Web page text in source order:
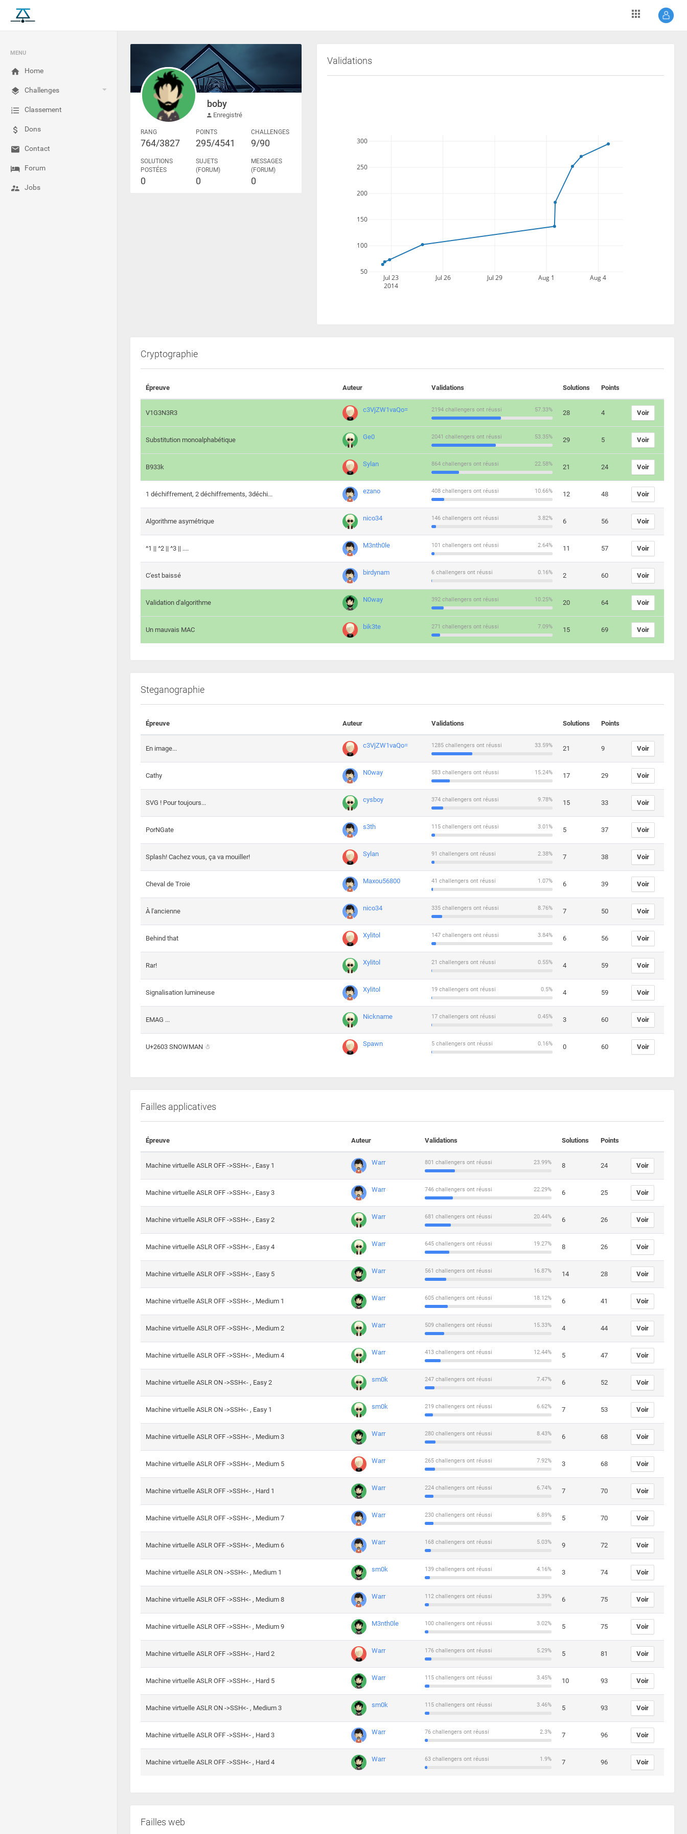
MENU
Home
Challenges
Classement
Dons
Contact
Forum
Jobs
boby
Enregistré
RANG
764/3827
POINTS
295/4541
CHALLENGES
9/90
SOLUTIONS
POSTÉES
0
SUJETS
(FORUM)
0
MESSAGES
(FORUM)
0
Validations
Jul 23
2014
Jul 26 Jul 29 Aug 1 Aug 4
50
100
150
200
250
300
Cryptographie
Épreuve Auteur Validations Solutions Points
V1G3N3R3 c3VjZW1vaQo= 57.33%
2194 challengers ont réussi 28 4 Voir
Substitution monoalphabétique Ge0 53.35%
2041 challengers ont réussi 29 5 Voir
B933k Sylan 22.58%
864 challengers ont réussi 21 24 Voir
1 déchiffrement, 2 déchiffrements, 3déchi... ezano 10.66%
408 challengers ont réussi 12 48 Voir
Algorithme asymétrique nico34 3.82%
146 challengers ont réussi 6 56 Voir
^1 || ^2 || ^3 || .... M3nth0le 2.64%
101 challengers ont réussi 11 57 Voir
C'est baissé birdynam 0.16%
6 challengers ont réussi 2 60 Voir
Validation d'algorithme N0way 10.25%
392 challengers ont réussi 20 64 Voir
Un mauvais MAC bik3te 7.09%
271 challengers ont réussi 15 69 Voir
Steganographie
Épreuve Auteur Validations Solutions Points
En image... c3VjZW1vaQo= 33.59%
1285 challengers ont réussi 21 9 Voir
Cathy N0way 15.24%
583 challengers ont réussi 17 29 Voir
SVG ! Pour toujours... cysboy 9.78%
374 challengers ont réussi 15 33 Voir
PorNGate s3th 3.01%
115 challengers ont réussi 5 37 Voir
Splash! Cachez vous, ça va mouiller! Sylan 2.38%
91 challengers ont réussi 7 38 Voir
Cheval de Troie Maxou56800 1.07%
41 challengers ont réussi 6 39 Voir
À l'ancienne nico34 8.76%
335 challengers ont réussi 7 50 Voir
Behind that Xylitol 3.84%
147 challengers ont réussi 6 56 Voir
Rar! Xylitol 0.55%
21 challengers ont réussi 4 59 Voir
Signalisation lumineuse Xylitol 0.5%
19 challengers ont réussi 4 59 Voir
EMAG ... Nickname 0.45%
17 challengers ont réussi 3 60 Voir
U+2603 SNOWMAN ☃ Spawn 0.16%
5 challengers ont réussi 0 60 Voir
Failles applicatives
Épreuve Auteur Validations Solutions Points
Machine virtuelle ASLR OFF ->SSH<- , Easy 1 Warr 23.99%
801 challengers ont réussi 8 24 Voir
Machine virtuelle ASLR OFF ->SSH<- , Easy 3 Warr 22.29%
746 challengers ont réussi 6 25 Voir
Machine virtuelle ASLR OFF ->SSH<- , Easy 2 Warr 20.44%
681 challengers ont réussi 6 26 Voir
Machine virtuelle ASLR OFF ->SSH<- , Easy 4 Warr 19.27%
645 challengers ont réussi 8 26 Voir
Machine virtuelle ASLR OFF ->SSH<- , Easy 5 Warr 16.87%
561 challengers ont réussi 14 28 Voir
Machine virtuelle ASLR OFF ->SSH<- , Medium 1 Warr 18.12%
605 challengers ont réussi 6 41 Voir
Machine virtuelle ASLR OFF ->SSH<- , Medium 2 Warr 15.33%
509 challengers ont réussi 4 44 Voir
Machine virtuelle ASLR OFF ->SSH<- , Medium 4 Warr 12.44%
413 challengers ont réussi 5 47 Voir
Machine virtuelle ASLR ON ->SSH<- , Easy 2 sm0k 7.47%
247 challengers ont réussi 6 52 Voir
Machine virtuelle ASLR ON ->SSH<- , Easy 1 sm0k 6.62%
219 challengers ont réussi 7 53 Voir
Machine virtuelle ASLR OFF ->SSH<- , Medium 3 Warr 8.43%
280 challengers ont réussi 6 68 Voir
Machine virtuelle ASLR OFF ->SSH<- , Medium 5 Warr 7.92%
265 challengers ont réussi 3 68 Voir
Machine virtuelle ASLR OFF ->SSH<- , Hard 1 Warr 6.74%
224 challengers ont réussi 7 70 Voir
Machine virtuelle ASLR OFF ->SSH<- , Medium 7 Warr 6.89%
230 challengers ont réussi 5 70 Voir
Machine virtuelle ASLR OFF ->SSH<- , Medium 6 Warr 5.03%
168 challengers ont réussi 9 72 Voir
Machine virtuelle ASLR ON ->SSH<- , Medium 1 sm0k 4.16%
139 challengers ont réussi 3 74 Voir
Machine virtuelle ASLR OFF ->SSH<- , Medium 8 Warr 3.39%
112 challengers ont réussi 6 75 Voir
Machine virtuelle ASLR OFF ->SSH<- , Medium 9 M3nth0le 3.02%
100 challengers ont réussi 5 75 Voir
Machine virtuelle ASLR OFF ->SSH<- , Hard 2 Warr 5.29%
176 challengers ont réussi 5 81 Voir
Machine virtuelle ASLR OFF ->SSH<- , Hard 5 Warr 3.45%
115 challengers ont réussi 10 93 Voir
Machine virtuelle ASLR ON ->SSH<- , Medium 3 sm0k 3.46%
115 challengers ont réussi 5 93 Voir
Machine virtuelle ASLR OFF ->SSH<- , Hard 3 Warr 2.3%
76 challengers ont réussi 7 96 Voir
Machine virtuelle ASLR OFF ->SSH<- , Hard 4 Warr 1.9%
63 challengers ont réussi 7 96 Voir
Failles web